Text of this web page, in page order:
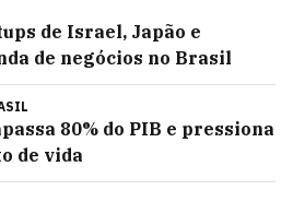
de Israel, Japão e
de negócios no Brasil
80% do PIB e pressiona
de vida